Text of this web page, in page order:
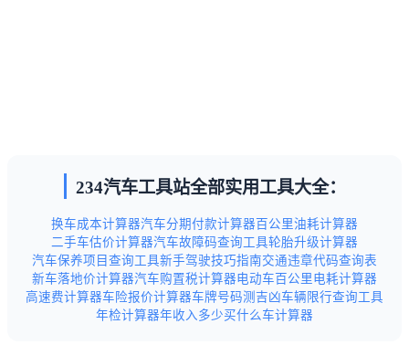
234汽车工具站全部实用工具大全：
换车成本计算器汽车分期付款计算器 百公里油耗计算器
二手车估价计算器汽车故障码查询工具轮胎升级计算器
汽车保养项目查询工具新手驾驶技巧指南交通违章代码查询表
新车落地价计算器汽车购置税计算器电动车百公里电耗计算器
高速费计算器车险报价计算器车牌号码测吉凶车辆限行查询工具
年检计算器年收入多少买什么车计算器